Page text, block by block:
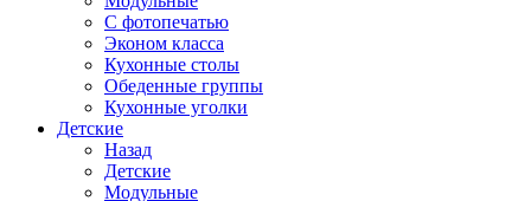
С фотопечатью
Эконом класса
Кухонные столы
Обеденные группы
Кухонные уголки
Детские
Назад
Детские
Модульные